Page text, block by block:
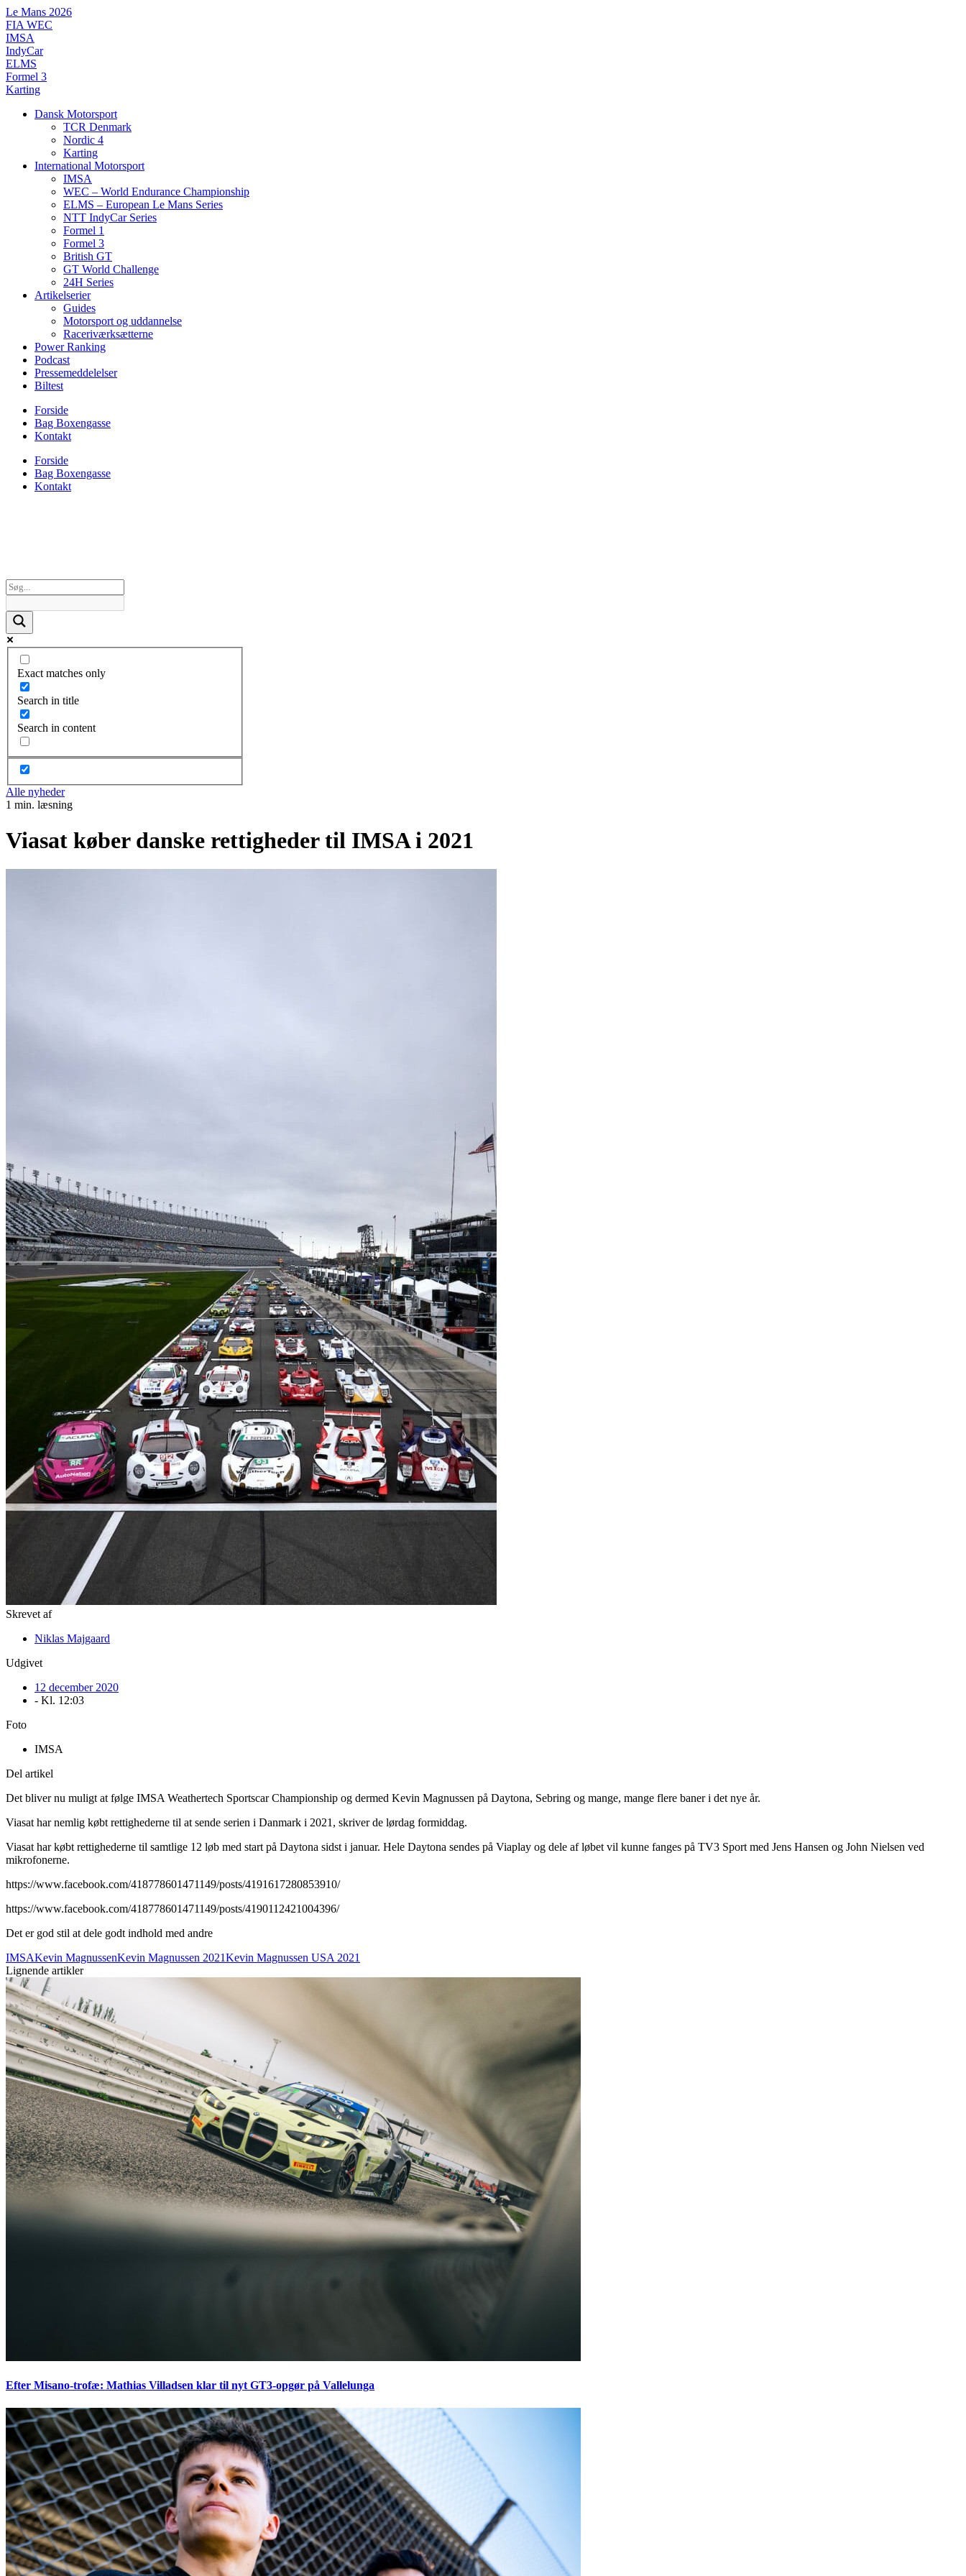
Videre
til
indhold
Le Mans 2026
FIA WEC
IMSA
IndyCar
ELMS
Formel 3
Karting
Dansk Motorsport
TCR Denmark
Nordic 4
Karting
International Motorsport
IMSA
WEC – World Endurance Championship
ELMS – European Le Mans Series
NTT IndyCar Series
Formel 1
Formel 3
British GT
GT World Challenge
24H Series
Artikelserier
Guides
Motorsport og uddannelse
Raceriværksætterne
Power Ranking
Podcast
Pressemeddelelser
Biltest
Forside
Bag Boxengasse
Kontakt
Forside
Bag Boxengasse
Kontakt
Exact matches only
Search in title
Search in content
Alle nyheder
1 min. læsning
Viasat køber danske rettigheder til IMSA i 2021
Skrevet af
Niklas Majgaard
Udgivet
12 december 2020
- Kl. 12:03
Foto
IMSA
Del artikel
Det bliver nu muligt at følge IMSA Weathertech Sportscar Championship og dermed Kevin Magnussen på Daytona, Sebring og mange, mange flere baner i det nye år.
Viasat har nemlig købt rettighederne til at sende serien i Danmark i 2021, skriver de lørdag formiddag.
Viasat har købt rettighederne til samtlige 12 løb med start på Daytona sidst i januar. Hele Daytona sendes på Viaplay og dele af løbet vil kunne fanges på TV3 Sport med Jens Hansen og John Nielsen ved
mikrofonerne.
https://www.facebook.com/418778601471149/posts/4191617280853910/
https://www.facebook.com/418778601471149/posts/4190112421004396/
Det er god stil at dele godt indhold med andre
IMSAKevin MagnussenKevin Magnussen 2021Kevin Magnussen USA 2021
Lignende artikler
Efter Misano-trofæ: Mathias Villadsen klar til nyt GT3-opgør på Vallelunga